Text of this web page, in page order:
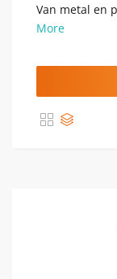
Van metal en
More